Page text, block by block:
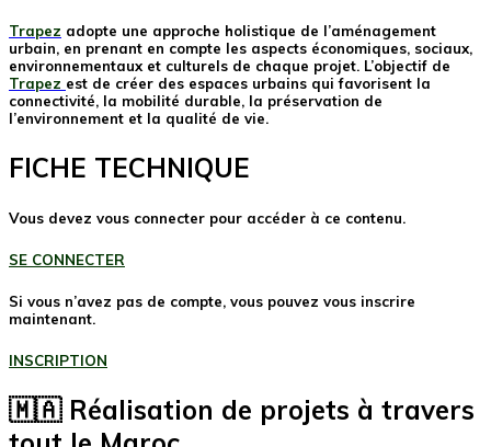
Trapez adopte une approche holistique de l’aménagement
urbain, en prenant en compte les aspects économiques, sociaux,
environnementaux et culturels de chaque projet. L’objectif de
Trapez est de créer des espaces urbains qui favorisent la
connectivité, la mobilité durable, la préservation de
l’environnement et la qualité de vie.
FICHE TECHNIQUE
Vous devez vous connecter pour accéder à ce contenu.
SE CONNECTER
Si vous n’avez pas de compte, vous pouvez vous inscrire
maintenant.
INSCRIPTION
🇲🇦 Réalisation de projets à travers